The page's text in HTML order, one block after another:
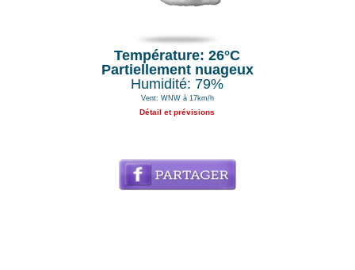
Température: 26°C
Partiellement nuageux
Humidité: 79%
Vent: WNW à 17km/h
Détail et prévisions